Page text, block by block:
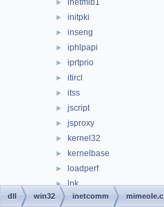
► inetmib1
► initpki
► inseng
► iphlpapi
► iprtprio
► itircl
► itss
► jscript
► jsproxy
► kernel32
► kernelbase
► loadperf
► lpk
► lsasrv
dll win32 inetcomm mimeole.c